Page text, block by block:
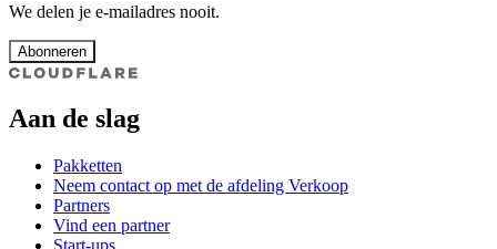
We delen je e-mailadres nooit.
Abonneren
Aan de slag
Pakketten
Neem contact op met de afdeling Verkoop
Partners
Vind een partner